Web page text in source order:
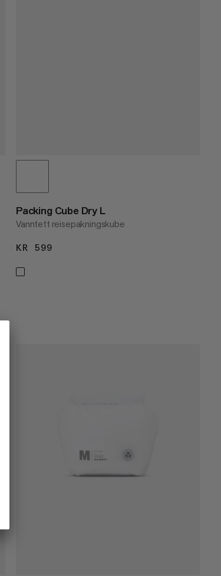
Packing Cube Dry L
Vanntett reisepakningskube
KR 599